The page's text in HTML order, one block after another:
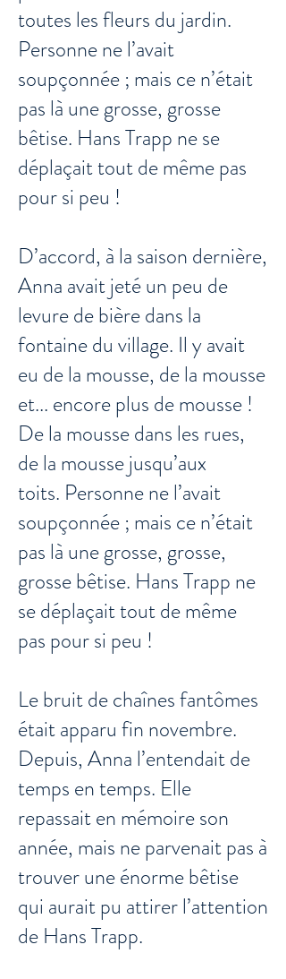
toutes les fleurs du jardin.
Personne ne l’avait
soupçonnée ; mais ce n’était
pas là une grosse, grosse
bêtise. Hans Trapp ne se
déplaçait tout de même pas
pour si peu !
D’accord, à la saison dernière,
Anna avait jeté un peu de
levure de bière dans la
fontaine du village. Il y avait
eu de la mousse, de la mousse
et... encore plus de mousse !
De la mousse dans les rues,
de la mousse jusqu’aux
toits. Personne ne l’avait
soupçonnée ; mais ce n’était
pas là une grosse, grosse,
grosse bêtise. Hans Trapp ne
se déplaçait tout de même
pas pour si peu !
Le bruit de chaînes fantômes
était apparu fin novembre.
Depuis, Anna l’entendait de
temps en temps. Elle
repassait en mémoire son
année, mais ne parvenait pas à
trouver une énorme bêtise
qui aurait pu attirer l’attention
de Hans Trapp.